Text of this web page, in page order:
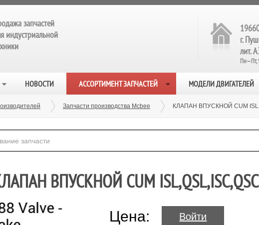
запчастей
индустриальной
г.
лит.
Пн—Пт,
НОВОСТИ АССОРТИМЕНТ ЗАПЧАСТЕЙ МОДЕЛИ ДВИГАТЕЛЕЙ
Запчасти производства Mcbee КЛАПАН ВПУСКНОЙ CUM
ВПУСКНОЙ CUM ISL,QSL,ISC,QSC
Цена: Войти